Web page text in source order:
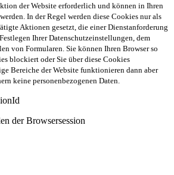
der Website erforderlich und können in Ihren
In der Regel werden diese Cookies nur als
Aktionen gesetzt, die einer Dienstanforderung
Ihrer Datenschutzeinstellungen, dem
von Formularen. Sie können Ihren Browser so
blockiert oder Sie über diese Cookies
Bereiche der Website funktionieren dann aber
keine personenbezogenen Daten.
der Browsersession